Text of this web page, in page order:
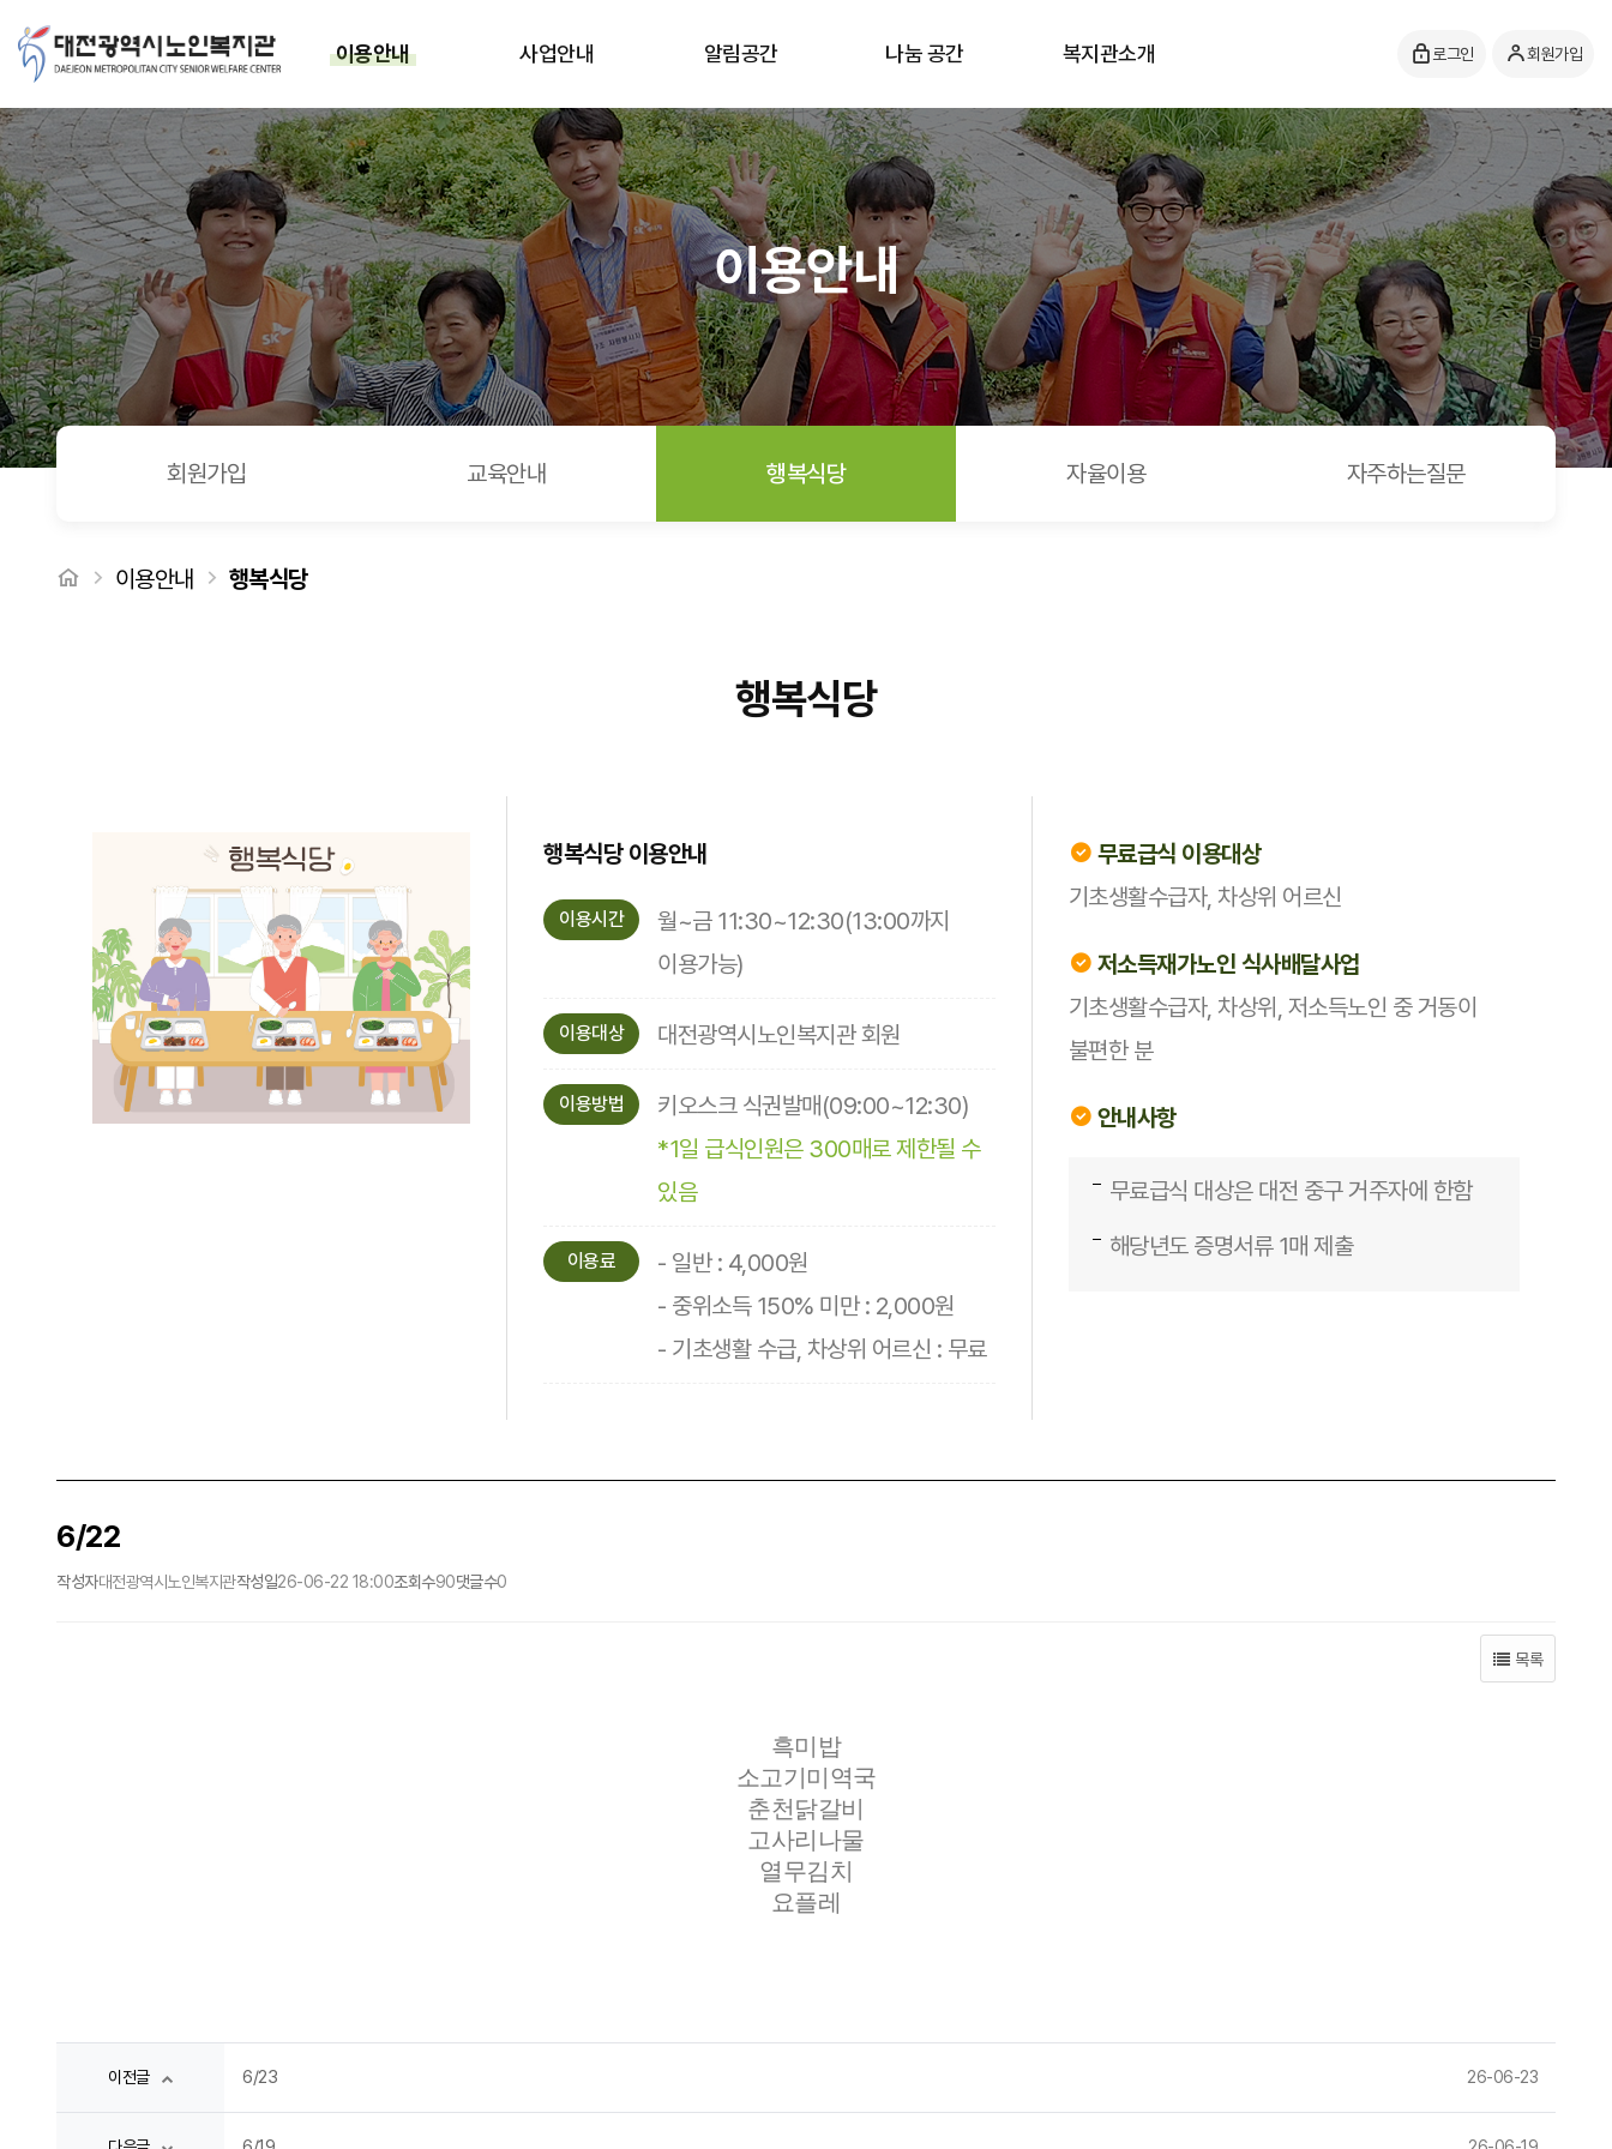
6/22 > 행복식당
이용안내 사업안내 알림공간 나눔 공간 복지관소개 로그인 회원가입
이용안내
회원가입 교육안내 행복식당 자율이용 자주하는질문
처음으로
이용안내 행복식당
행복식당
행복식당 이용안내
이용시간
월~금 11:30~12:30(13:00까지
이용가능)
이용대상 대전광역시노인복지관 회원
이용방법
키오스크 식권발매(09:00~12:30)
*1일 급식인원은 300매로 제한될 수
있음
이용료
- 일반 : 4,000원
- 중위소득 150% 미만 : 2,000원
- 기초생활 수급, 차상위 어르신 : 무료
무료급식 이용대상
기초생활수급자, 차상위 어르신
저소득재가노인 식사배달사업
기초생활수급자, 차상위, 저소득노인 중 거동이
불편한 분
안내사항
무료급식 대상은 대전 중구 거주자에 한함
해당년도 증명서류 1매 제출
6/22
작성자대전광역시노인복지관작성일26-06-22 18:00조회수90댓글수0
목록
흑미밥
소고기미역국
춘천닭갈비
고사리나물
열무김치
요플레
이전글 6/23 26-06-23